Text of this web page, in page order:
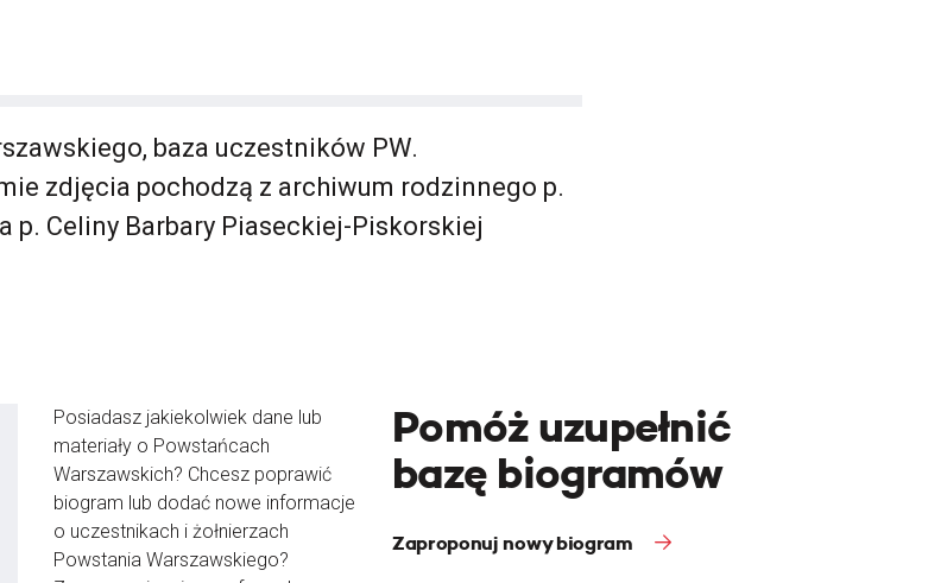
baza uczestników PW.
zdjęcia pochodzą z archiwum rodzinnego p.
p. Celiny Barbary Piaseckiej-Piskorskiej
Posiadasz jakiekolwiek dane lub
materiały o Powstańcach
Warszawskich? Chcesz poprawić
biogram lub dodać nowe informacje
o uczestnikach i żołnierzach
Powstania Warszawskiego?
Pomóż uzupełnić
bazę biogramów
Zaproponuj nowy biogram